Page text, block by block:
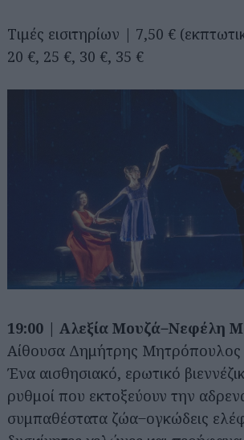
Τιμές εισιτηρίων | 7,50 €
20 €, 25 €, 30 €, 35 €
19:00 | Αλεξία Μουζά ̶ Νεφέλη
Αίθουσα Δημήτρης Μητρόπουλος
Ένα αισθησιακό, ερωτικό
ρυθμοί που εκτοξεύουν την
συμπαθέστατα ζώα ̶ ογκώδεις